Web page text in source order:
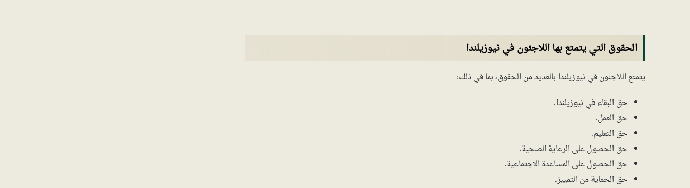
الحقوق التي يتمتع بها اللاجئون في نيوزيلندا
يتمتع اللاجئون في نيوزيلندا بالعديد من الحقوق، بما في ذلك:
حق البقاء في نيوزيلندا.
حق العمل.
حق التعليم.
حق الحصول على الرعاية الصحية.
حق الحصول على المساعدة الاجتماعية.
حق الحماية من التمييز.